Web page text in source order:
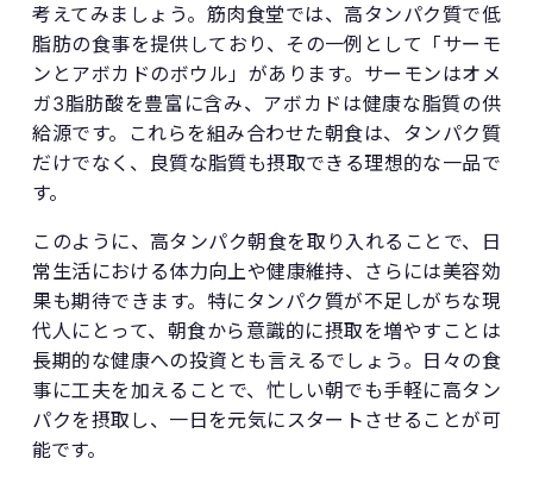
考えてみましょう。筋肉食堂では、高タンパク質で低
脂肪の食事を提供しており、その一例として「サーモ
ンとアボカドのボウル」があります。サーモンはオメ
ガ3脂肪酸を豊富に含み、アボカドは健康な脂質の供
給源です。これらを組み合わせた朝食は、タンパク質
だけでなく、良質な脂質も摂取できる理想的な一品で
す。
このように、高タンパク朝食を取り入れることで、日
常生活における体力向上や健康維持、さらには美容効
果も期待できます。特にタンパク質が不足しがちな現
代人にとって、朝食から意識的に摂取を増やすことは
長期的な健康への投資とも言えるでしょう。日々の食
事に工夫を加えることで、忙しい朝でも手軽に高タン
パクを摂取し、一日を元気にスタートさせることが可
能です。